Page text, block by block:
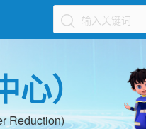
）
Reduction)